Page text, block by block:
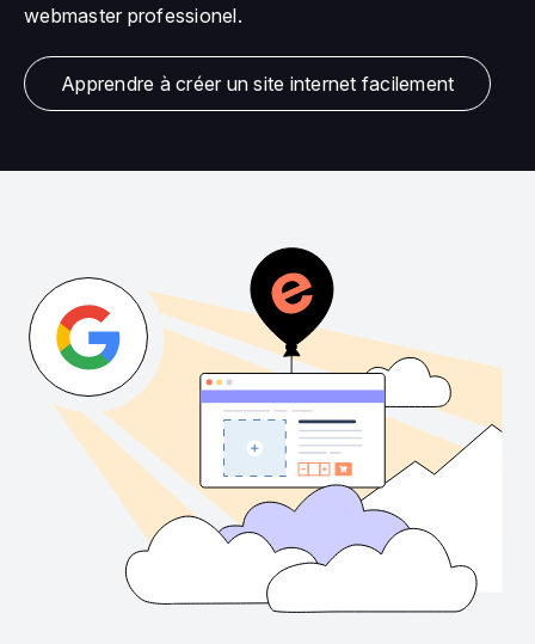
webmaster professionel.
Apprendre à créer un site internet facilement